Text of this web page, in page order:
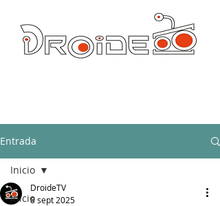
Entrada
Inicio
Inicio
DroideTV
8 sept 2025